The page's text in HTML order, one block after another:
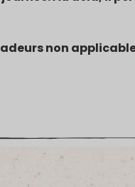
non